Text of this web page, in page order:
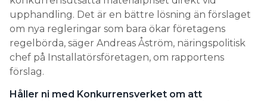
upphandling. Det är en bättre lösning än förslaget
om nya regleringar som bara ökar företagens
regelbörda, säger Andreas Åström, näringspolitisk
chef på Installatörsföretagen, om rapportens
förslag.
Håller ni med Konkurrensverket om att